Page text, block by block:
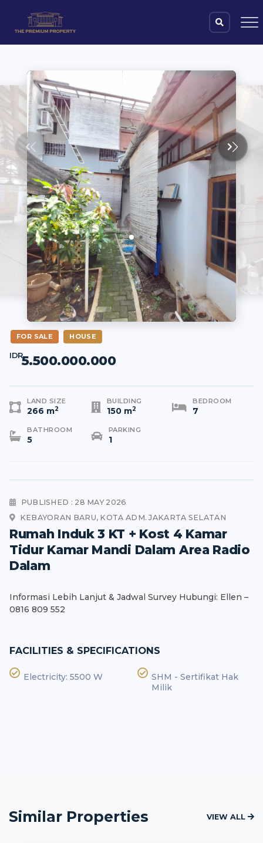
FOR SALE HOUSE
IDR5.500.000.000
LAND SIZE
266 m2
BUILDING
150 m2
BEDROOM
7
BATHROOM
5
PARKING
1
PUBLISHED : 28 MAY 2026
KEBAYORAN BARU, KOTA ADM. JAKARTA SELATAN
Rumah Induk 3 KT + Kost 4 Kamar
Tidur Kamar Mandi Dalam Area Radio
Dalam
Informasi Lebih Lanjut & Jadwal Survey Hubungi: Ellen –
0816 809 552
FACILITIES & SPECIFICATIONS
Electricity: 5500 W
SHM - Sertifikat Hak
Milik
Similar Properties VIEW ALL